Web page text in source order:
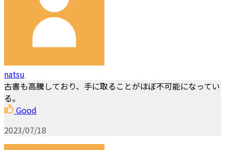
natsu
古書も高騰しており、手に取ることがほぼ不可能になってい
る。
Good
2023/07/18